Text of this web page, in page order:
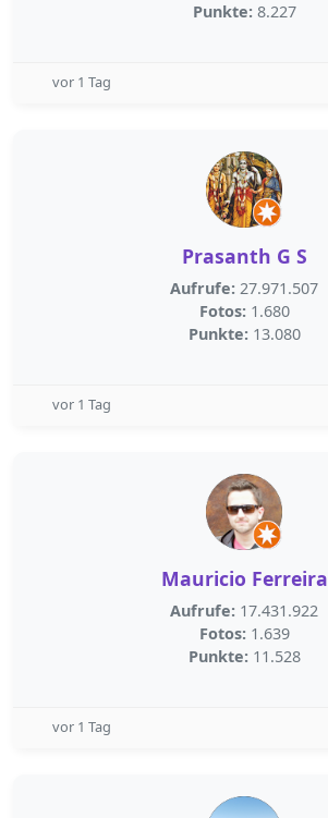
Punkte: 8.227
vor 1 Tag
Prasanth G S
Aufrufe: 27.971.507
Fotos: 1.680
Punkte: 13.080
vor 1 Tag
Mauricio Ferreira
Aufrufe: 17.431.922
Fotos: 1.639
Punkte: 11.528
vor 1 Tag